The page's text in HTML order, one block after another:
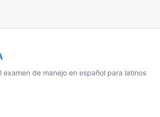
examen de manejo en español para latinos